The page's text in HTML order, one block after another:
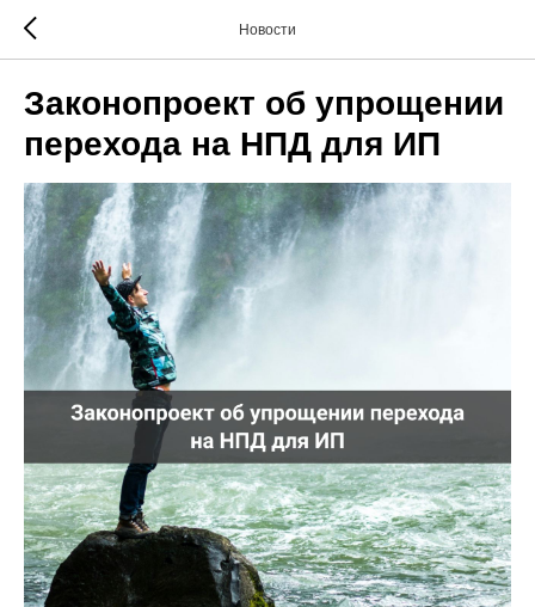
Новости
Законопроект об упрощении
перехода на НПД для ИП